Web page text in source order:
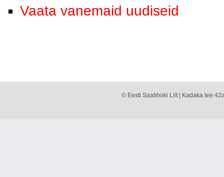
Vaata vanemaid uudiseid
© Eesti Saalihoki Liit | Kadaka tee